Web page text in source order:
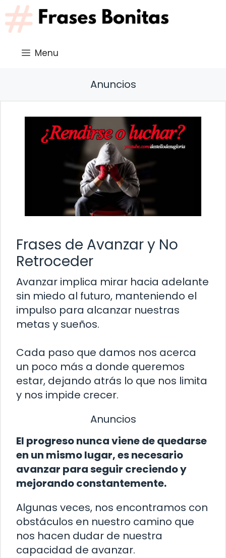
Saltar
al
contenido
Menu
Anuncios
Frases de Avanzar y No
Retroceder
Avanzar implica mirar hacia adelante
sin miedo al futuro, manteniendo el
impulso para alcanzar nuestras
metas y sueños.
Cada paso que damos nos acerca
un poco más a donde queremos
estar, dejando atrás lo que nos limita
y nos impide crecer.
Anuncios
El progreso nunca viene de quedarse
en un mismo lugar, es necesario
avanzar para seguir creciendo y
mejorando constantemente.
Algunas veces, nos encontramos con
obstáculos en nuestro camino que
nos hacen dudar de nuestra
capacidad de avanzar.